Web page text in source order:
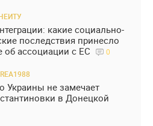
какие социально-
последствия принесло
ассоциации с ЕС
0
Украины не замечает
в Донецкой